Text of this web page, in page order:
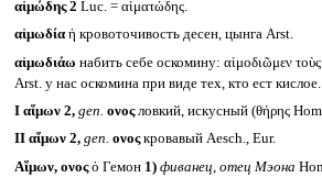
αἱμώδης 2 Luc. = αἱματώδης.
αἱμωδία ἡ кровоточивость десен, цынга Arst.
αἱμωδιάω набить себе оскомину: αἱμοδιῶμεν τοὺς
Arst. у нас оскомина при виде тех, кто ест кислое.
I αἵμων 2, gen. ονοςловкий, искусный (θήρης
II αἵμων 2, gen. ονοςкровавый Aesch., Eur.
Αἵμων, ονοςὁ Гемон 1) фиванец, отец Мэона